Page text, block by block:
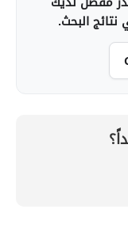
البحث.